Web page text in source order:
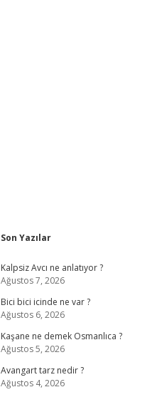
Sidebar
Son Yazılar
Kalpsiz Avcı ne anlatıyor ?
Ağustos 7, 2026
Bici bici icinde ne var ?
Ağustos 6, 2026
Kaşane ne demek Osmanlıca ?
Ağustos 5, 2026
Avangart tarz nedir ?
Ağustos 4, 2026